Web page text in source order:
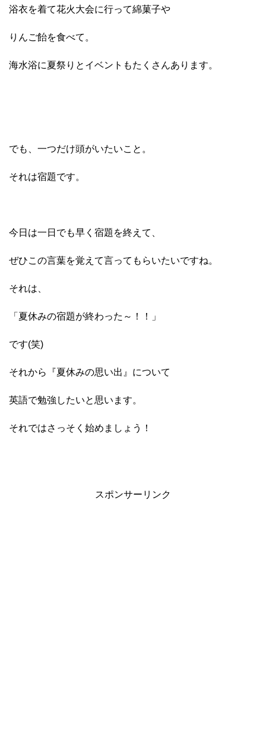
浴衣を着て花火大会に行って綿菓子や
りんご飴を食べて。
海水浴に夏祭りとイベントもたくさんあります。
でも、一つだけ頭がいたいこと。
それは宿題です。
今日は一日でも早く宿題を終えて、
ぜひこの言葉を覚えて言ってもらいたいですね。
それは、
「夏休みの宿題が終わった～！！」
です(笑)
それから『夏休みの思い出』について
英語で勉強したいと思います。
それではさっそく始めましょう！
スポンサーリンク